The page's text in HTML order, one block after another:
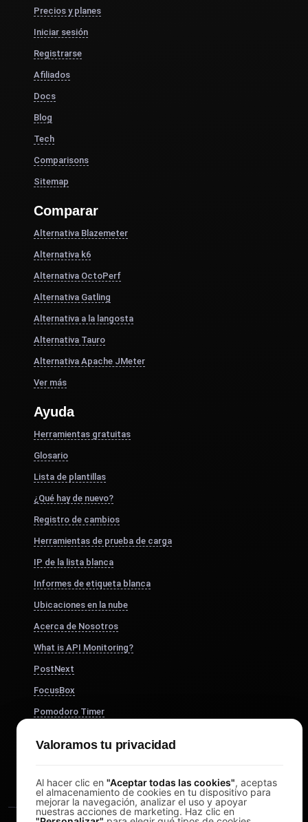
Precios y planes
Iniciar sesión
Registrarse
Afiliados
Docs
Blog
Tech
Comparisons
Sitemap
Comparar
Alternativa Blazemeter
Alternativa k6
Alternativa OctoPerf
Alternativa Gatling
Alternativa a la langosta
Alternativa Tauro
Alternativa Apache JMeter
Ver más
Ayuda
Herramientas gratuitas
Glosario
Lista de plantillas
¿Qué hay de nuevo?
Registro de cambios
Herramientas de prueba de carga
IP de la lista blanca
Informes de etiqueta blanca
Ubicaciones en la nube
Acerca de Nosotros
What is API Monitoring?
PostNext
FocusBox
Pomodoro Timer
Valoramos tu privacidad
Al hacer clic en "Aceptar todas las cookies", aceptas
el almacenamiento de cookies en tu dispositivo para
mejorar la navegación, analizar el uso y apoyar
nuestras acciones de marketing. Haz clic en